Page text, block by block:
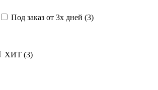
Под заказ от 3х дней (3)
ХИТ (3)